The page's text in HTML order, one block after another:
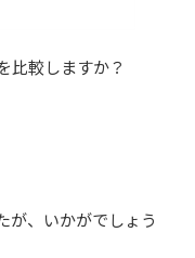
比較しますか？
が、いかがでしょう